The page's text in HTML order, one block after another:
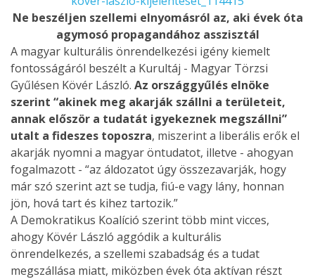
Ne beszéljen szellemi elnyomásról az, aki évek óta
agymosó propagandához asszisztál
A magyar kulturális önrendelkezési igény kiemelt
fontosságáról beszélt a Kurultáj - Magyar Törzsi
Gyűlésen Kövér László. Az országgyűlés elnöke
szerint “akinek meg akarják szállni a területeit,
annak először a tudatát igyekeznek megszállni”
utalt a fideszes toposzra, miszerint a liberális erők el
akarják nyomni a magyar öntudatot, illetve - ahogyan
fogalmazott - “az áldozatot úgy összezavarják, hogy
már szó szerint azt se tudja, fiú-e vagy lány, honnan
jön, hová tart és kihez tartozik.”
A Demokratikus Koalíció szerint több mint vicces,
ahogy Kövér László aggódik a kulturális
önrendelkezés, a szellemi szabadság és a tudat
megszállása miatt, miközben évek óta aktívan részt